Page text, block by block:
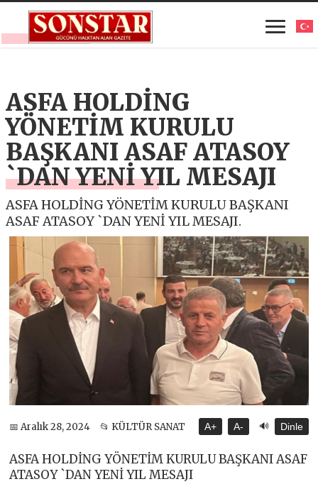
ASFA HOLDİNG
YÖNETİM KURULU
BAŞKANI ASAF ATASOY
`DAN YENİ YIL MESAJI
ASFA HOLDİNG YÖNETİM KURULU BAŞKANI
ASAF ATASOY `DAN YENİ YIL MESAJI.
📅 Aralık 28, 2024 📂 KÜLTÜR SANAT A+ A- 🔊 Dinle
ASFA HOLDİNG YÖNETİM KURULU BAŞKANI ASAF
ATASOY `DAN YENİ YIL MESAJI